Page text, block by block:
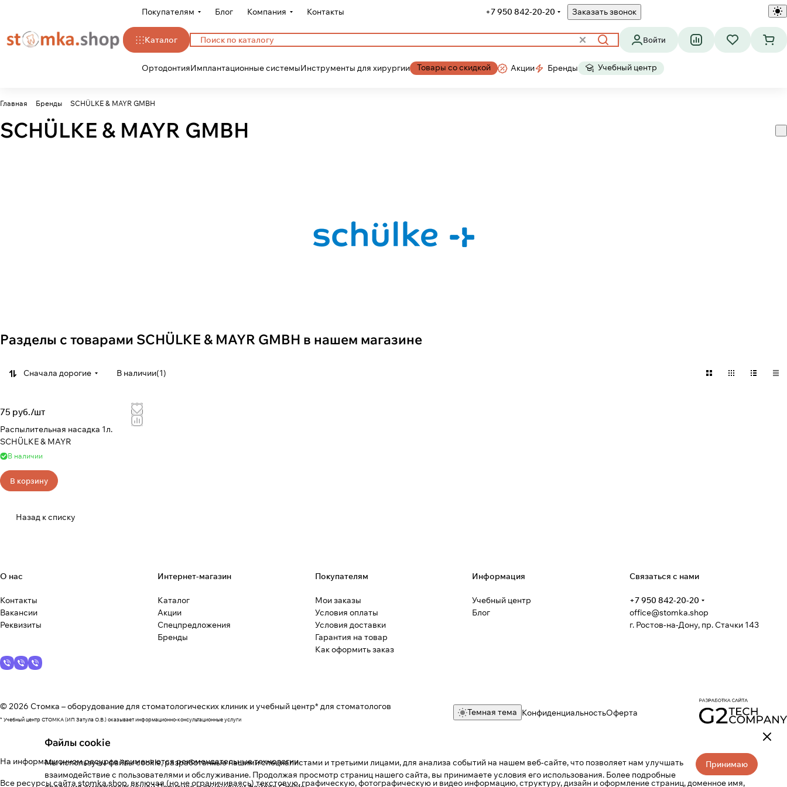
Покупателям Блог Компания Контакты +7 950 842-20-20 Заказать звонок
Каталог Войти
ОртодонтияИмплантационные системыИнструменты для хирургии Товары со скидкой Акции Бренды Учебный центр
Главная Бренды SCHÜLKE & MAYR GMBH
SCHÜLKE & MAYR GMBH
Разделы с товарами SCHÜLKE & MAYR GMBH в нашем магазине
Сначала дорогие В наличии(1)
75 руб./шт
Распылительная насадка 1л.
SCHÜLKE & MAYR
В наличии
В корзину
Назад к списку
О нас
Контакты
Вакансии
Реквизиты
Интернет-магазин
Каталог
Акции
Спецпредложения
Бренды
Покупателям
Мои заказы
Условия оплаты
Условия доставки
Гарантия на товар
Как оформить заказ
Информация
Учебный центр
Блог
Связаться с нами
+7 950 842-20-20
office@stomka.shop
г. Ростов-на-Дону, пр. Стачки 143
© 2026 Стомка – оборудование для стоматологических клиник и учебный центр* для стоматологов
* Учебный центр СТОМКА (ИП Затула О.В.) оказывает информационно-консультационные услуги
Темная тема КонфиденциальностьОферта
На информационном ресурсе применяютсярекомендательные технологии.
Все ресурсы сайта stomka.shop, включая (но не ограничиваясь) текстовую, графическую, фотографическую и видео информацию, структуру, дизайн и оформление страниц, доменное имя,
Файлы cookie
Мы используем файлы cookie, разработанные нашими специалистами и третьими лицами, для анализа событий на нашем веб-сайте, что позволяет нам улучшать
взаимодействие с пользователями и обслуживание. Продолжая просмотр страниц нашего сайта, вы принимаете условия его использования. Более подробные
Принимаю